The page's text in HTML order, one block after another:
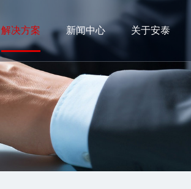
解决方案 新闻中心 关于安泰